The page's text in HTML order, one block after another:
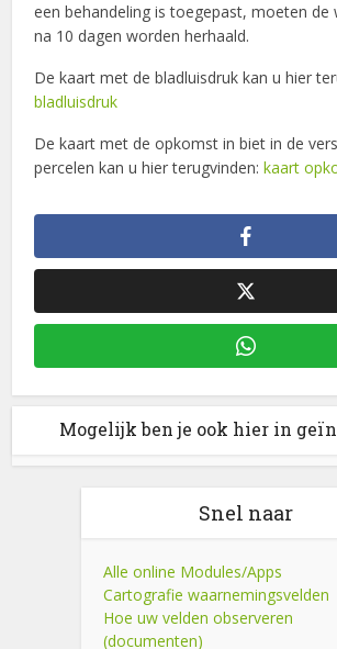
een behandeling is toegepast, moeten de
na 10 dagen worden herhaald.
De kaart met de bladluisdruk kan u hier
bladluisdruk
De kaart met de opkomst in biet in de
percelen kan u hier terugvinden:kaart
Mogelijk ben je ook hier in
Snel naar
Alle online Modules/Apps
Cartografie waarnemingsvelden
Hoe uw velden observeren
(documenten)